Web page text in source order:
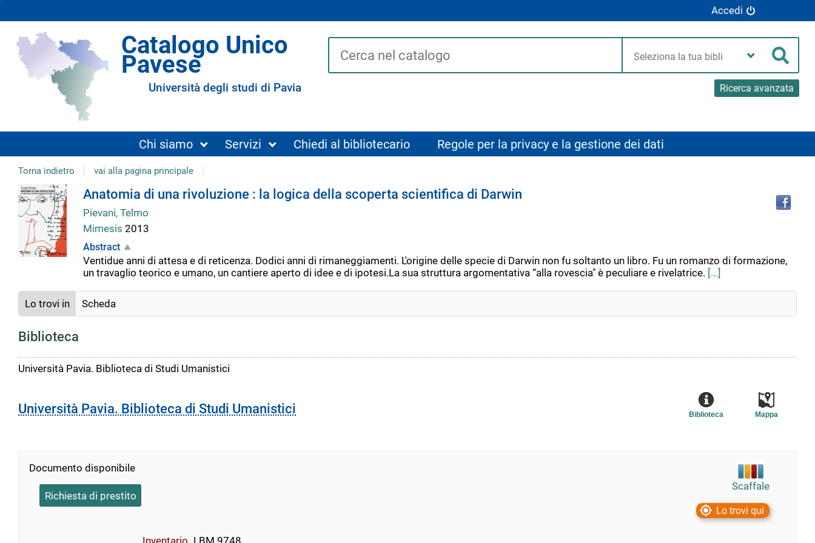
Accedi
Catalogo Unico
Pavese
Università degli studi di Pavia
Cerca su "Catalogo"
Cerca
Ricerca avanzata
Chi siamo Servizi Chiedi al bibliotecario Regole per la privacy e la gestione dei dati
Torna indietro vai alla pagina principale
Dettaglio
del
documento
Anatomia di una rivoluzione : la logica della scoperta scientifica di Darwin
Pievani, Telmo
Mimesis 2013
Abstract
Ventidue anni di attesa e di reticenza. Dodici anni di rimaneggiamenti. L'origine delle specie di Darwin non fu soltanto un libro. Fu un romanzo di formazione,
un travaglio teorico e umano, un cantiere aperto di idee e di ipotesi.La sua struttura argomentativa “alla rovescia" è peculiare e rivelatrice. [...]
Lo trovi in Scheda
Biblioteca
Università Pavia. Biblioteca di Studi Umanistici
Università Pavia. Biblioteca di Studi Umanistici Mappa
Biblioteca
Documento disponibile
Richiesta di prestito
Inventario LBM 9748
Scaffale
Lo trovi qui